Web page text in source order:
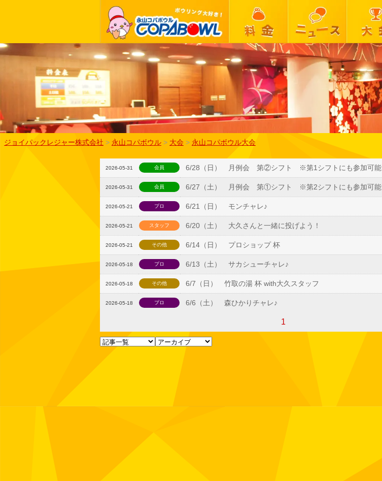
ジョイパックレジャー株式会社 > 永山コパボウル > 大会 > 永山コパボウル大会
2026-05-31 会員 6/28（日） 月例会 第②シフト ※第1シフトにも参加可能
2026-05-31 会員 6/27（土） 月例会 第①シフト ※第2シフトにも参加可能
2026-05-21 プロ 6/21（日） モンチャレ♪
2026-05-21 スタッフ 6/20（土） 大久さんと一緒に投げよう！
2026-05-21 その他 6/14（日） プロショップ 杯
2026-05-18 プロ 6/13（土） サカシューチャレ♪
2026-05-18 その他 6/7（日） 竹取の湯 杯 with大久スタッフ
2026-05-18 プロ 6/6（土） 森ひかりチャレ♪
1